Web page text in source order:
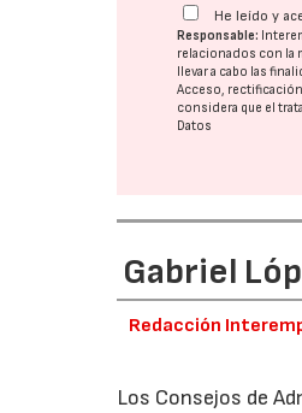
He leído y
Responsable:
relacionados con la
llevar a cabo las
Acceso,
considera que el
Datos
Gabriel
Redacción
Los Consejos de